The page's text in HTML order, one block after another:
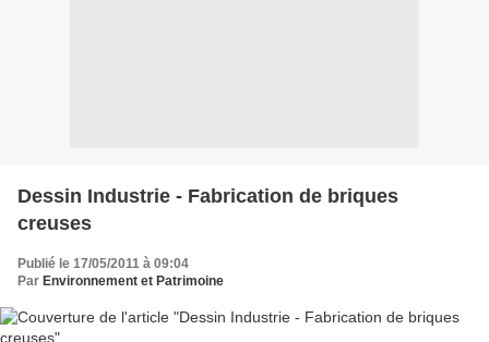
Dessin Industrie - Fabrication de briques
creuses
Publié le 17/05/2011 à 09:04
Par Environnement et Patrimoine